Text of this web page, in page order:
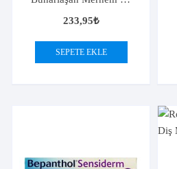
233,95₺
SEPETE EKLE